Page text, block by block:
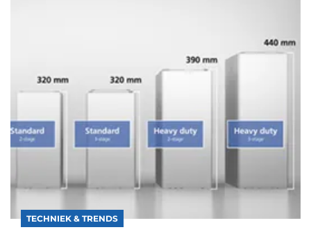
TECHNIEK & TRENDS